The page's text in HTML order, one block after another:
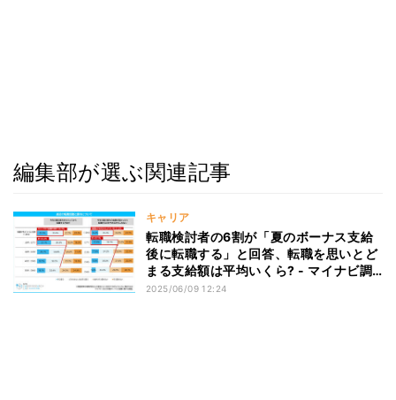
編集部が選ぶ関連記事
キャリア
転職検討者の6割が「夏のボーナス支給
後に転職する」と回答、転職を思いとど
まる支給額は平均いくら? - マイナビ調
査
2025/06/09 12:24